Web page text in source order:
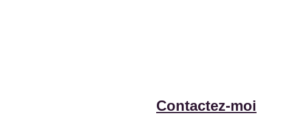
Contactez-moi